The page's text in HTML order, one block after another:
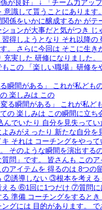
瞬間がある」 これが私ども
楽しみは この